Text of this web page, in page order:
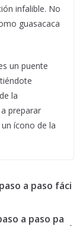
infalible. No
guasacaca
un puente
la
preparar
ícono de la
a paso fáci
a paso pa